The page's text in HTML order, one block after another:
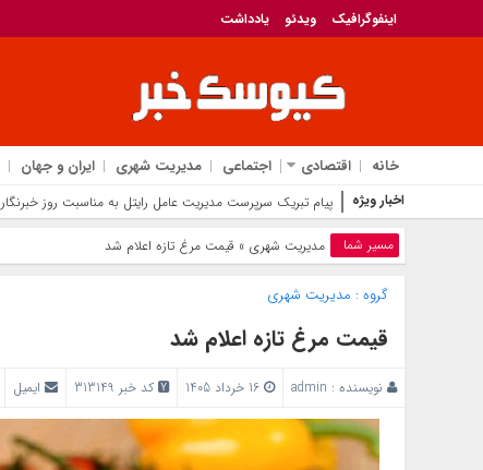
اینفوگرافیک ویدئو یادداشت
خانه اقتصادی اجتماعی مدیریت شهری ایران و جهان
اخبار ویژه پیام مد
مسیر شما مدیریت شهری » قیمت مرغ تازه اعلام شد
گروه : مدیریت شهری
قیمت مرغ تازه اعلام شد
نویسنده : admin کد خبر 313149 ایمیل